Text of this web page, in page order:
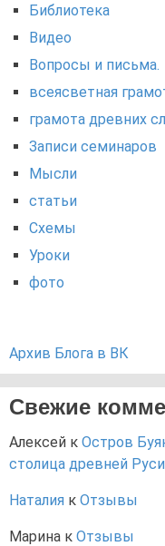
Библиотека
Видео
Вопросы и письма.
всеясветная
грамота древних
Записи семинаров
Мысли
статьи
Схемы
Уроки
фото
Архив Блога в ВК
Свежие
Алексей к Остров
столица древней
Наталия к Отзывы
Марина к Отзывы